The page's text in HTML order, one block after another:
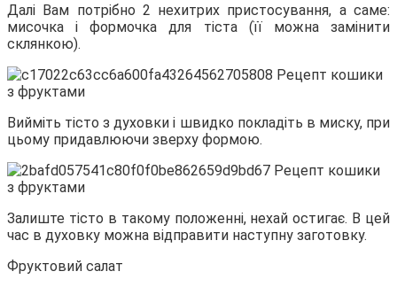
Далі Вам потрібно 2 нехитрих пристосування, а саме:
мисочка і формочка для тіста (її можна замінити
склянкою).
Вийміть тісто з духовки і швидко покладіть в миску, при
цьому придавлюючи зверху формою.
Залиште тісто в такому положенні, нехай остигає. В цей
час в духовку можна відправити наступну заготовку.
Фруктовий салат